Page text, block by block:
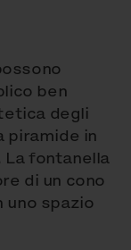
ben
degli
piramide in
La fontanella
di un cono
spazio